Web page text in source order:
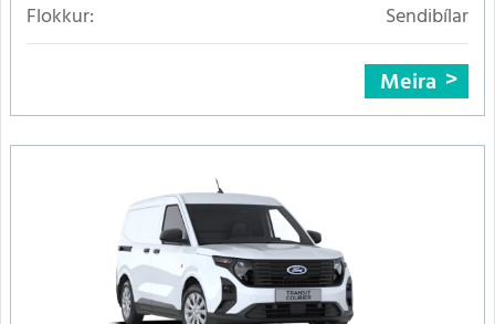
Flokkur:
Sendibílar
Meira